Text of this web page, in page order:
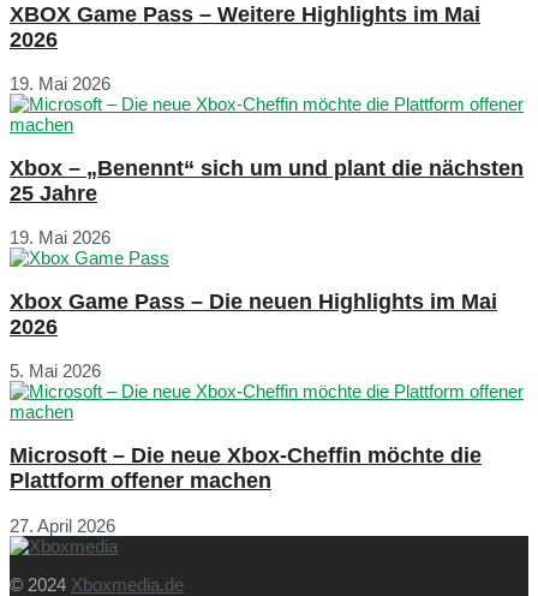
XBOX Game Pass – Weitere Highlights im Mai
2026
19. Mai 2026
Xbox – „Benennt“ sich um und plant die nächsten
25 Jahre
19. Mai 2026
Xbox Game Pass – Die neuen Highlights im Mai
2026
5. Mai 2026
Microsoft – Die neue Xbox-Cheffin möchte die
Plattform offener machen
27. April 2026
© 2024 Xboxmedia.de